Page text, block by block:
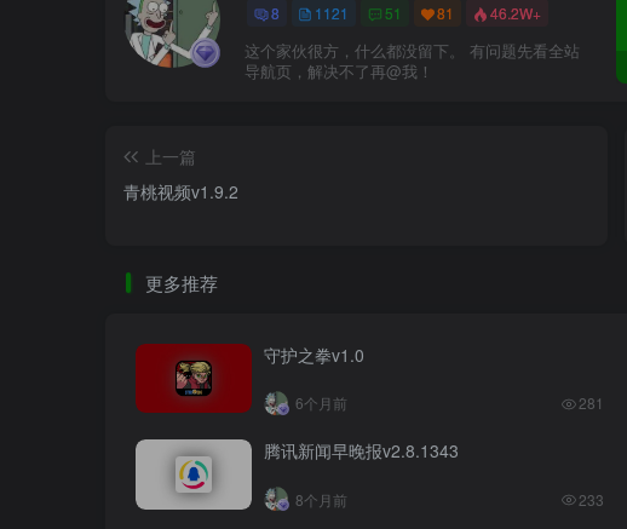
8 1121 51 81 46.2W+
这个家伙很方，什么都没留下。 有问题先看全站
导航页，解决不了再@我！
上一篇
青桃视频v1.9.2
更多推荐
守护之拳v1.0
6个月前 281
腾讯新闻早晚报v2.8.1343
8个月前 233